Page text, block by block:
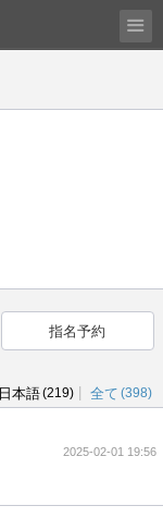
指名予約
日本語(219) 全て (398)
2025-02-01 19:56